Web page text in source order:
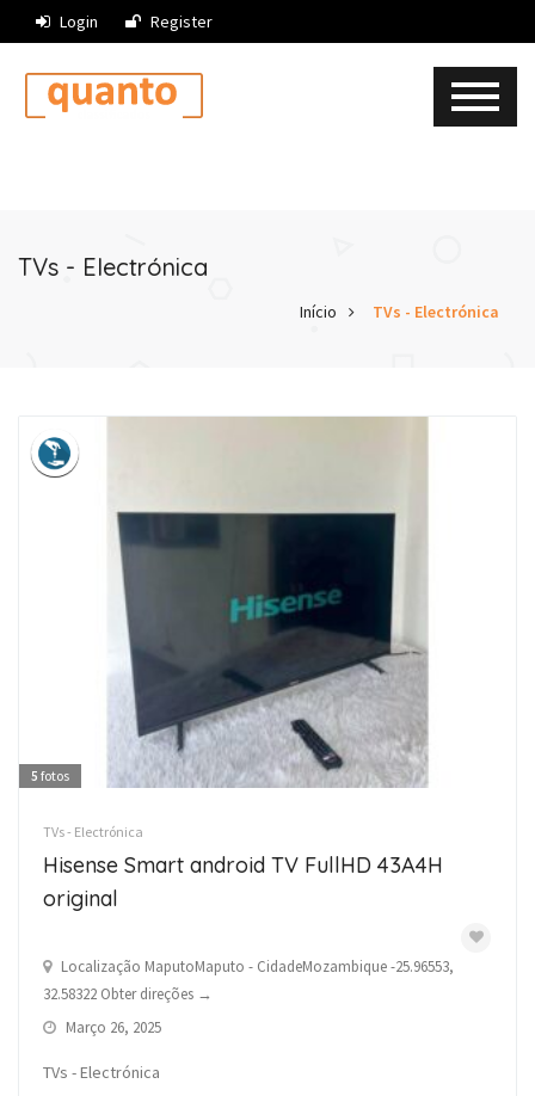
Login Register
TVs - Electrónica
Início TVs - Electrónica
5 fotos
TVs - Electrónica
Hisense Smart android TV FullHD 43A4H
original
Localização MaputoMaputo - CidadeMozambique -25.96553,
32.58322 Obter direções →
Março 26, 2025
TVs - Electrónica